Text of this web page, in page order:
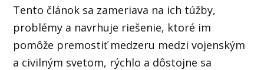
Tento článok sa zameriava na ich túžby,
problémy a navrhuje riešenie, ktoré im
pomôže premostiť medzeru medzi vojenským
a civilným svetom, rýchlo a dôstojne sa